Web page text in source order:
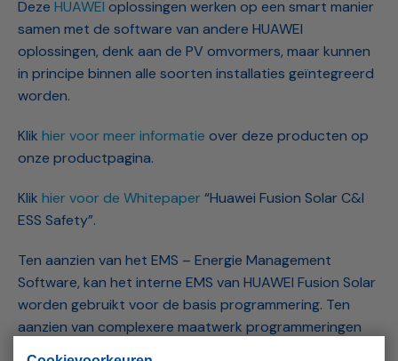
Deze HUAWEI oplossingen werken op een smart manier
samen met de software van andere HUAWEI
oplossingen, denk aan de PV omvormers, maar kunnen
in principe binnen alle soorten installaties geïntegreerd
worden.
Klik hier voor meer informatie over deze producten op
onze productpagina.
Klik hier voor de Whitepaper“Huawei Fusion Solar C&I
ESS Safety”.
Ten aanzien van het EMS – Energie Management
Software, kan het interne EMS van HUAWEI Fusion Solar
worden gebruikt voor de basis programmering. Ten
aanzien van complexere maatwerk programmeringen